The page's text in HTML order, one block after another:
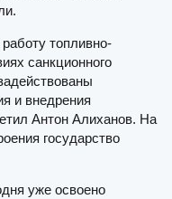
топливно-
санкционного
и внедрения
Антон Алиханов. На
государство
уже освоено